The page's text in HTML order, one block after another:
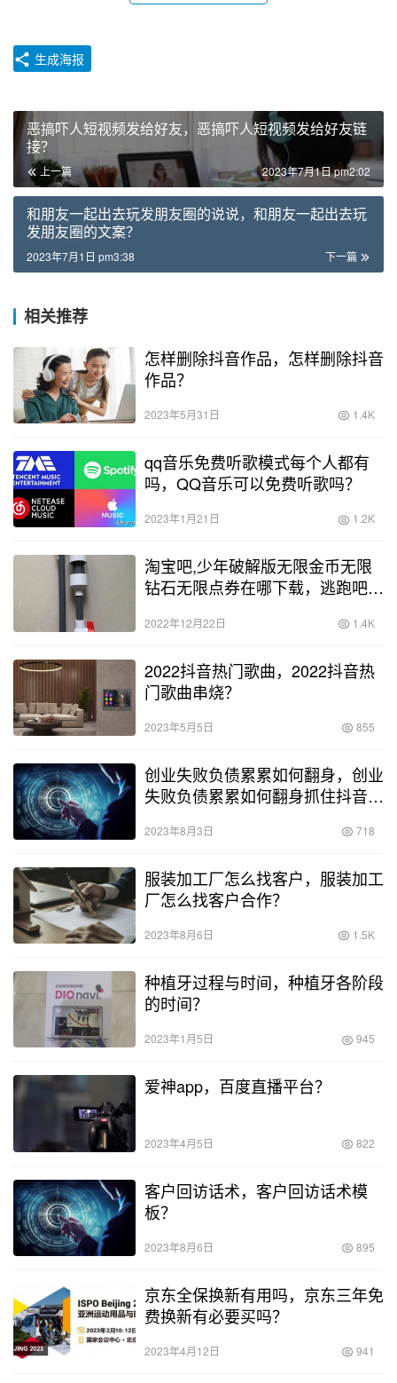
生成海报
恶搞吓人短视频发给好友，恶搞吓人短视频发给好友链
接？
上一篇 2023年7月1日 pm2:02
和朋友一起出去玩发朋友圈的说说，和朋友一起出去玩
发朋友圈的文案？
下一篇
2023年7月1日 pm3:38
相关推荐
怎样删除抖音作品，怎样删除抖音
作品？
2023年5月31日 1.4K
qq音乐免费听歌模式每个人都有
吗，QQ音乐可以免费听歌吗？
2023年1月21日 1.2K
淘宝吧,少年破解版无限金币无限
钻石无限点券在哪下载，逃跑吧少
2022年12月22日 1.4K
2022抖音热门歌曲，2022抖音热
门歌曲串烧？
2023年5月5日 855
创业失败负债累累如何翻身，创业
失败负债累累如何翻身抓住抖音翻
2023年8月3日 718
服装加工厂怎么找客户，服装加工
厂怎么找客户合作？
2023年8月6日 1.5K
种植牙过程与时间，种植牙各阶段
的时间？
2023年1月5日 945
爱神app，百度直播平台？
2023年4月5日 822
客户回访话术，客户回访话术模
板？
2023年8月6日 895
京东全保换新有用吗，京东三年免
费换新有必要买吗？
2023年4月12日 941